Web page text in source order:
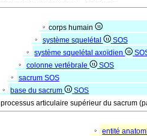
corps humain
système squelétal
SOS
système squelétal axoïdien
colonne vertébrale
SOS
sacrum SOS
base du sacrum
SOS
processus articulaire supérieur du sacrum
entité